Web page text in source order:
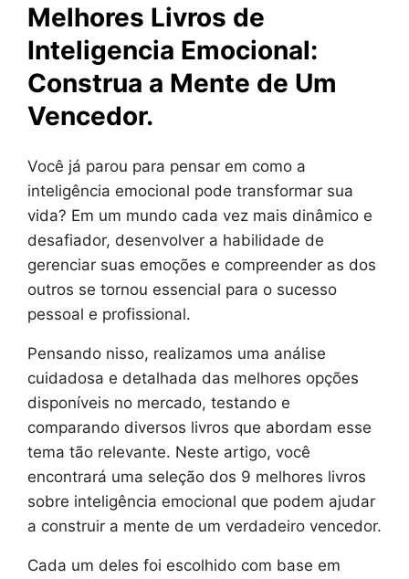
Melhores Livros de
Inteligencia Emocional​:
Construa a Mente de Um
Vencedor.
Você já parou para pensar em como a
inteligência emocional pode transformar sua
vida? Em um mundo cada vez mais dinâmico e
desafiador, desenvolver a habilidade de
gerenciar suas emoções e compreender as dos
outros se tornou essencial para o sucesso
pessoal e profissional.
Pensando nisso, realizamos uma análise
cuidadosa e detalhada das melhores opções
disponíveis no mercado, testando e
comparando diversos livros que abordam esse
tema tão relevante. Neste artigo, você
encontrará uma seleção dos 9 melhores livros
sobre inteligência emocional que podem ajudar
a construir a mente de um verdadeiro vencedor.
Cada um deles foi escolhido com base em